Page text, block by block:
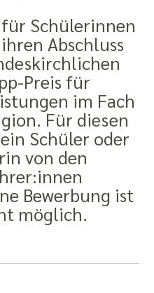
Schülerinnen
Abschluss
Preis für
im Fach
Für diesen
Schüler oder
von den
Bewerbung ist
möglich.